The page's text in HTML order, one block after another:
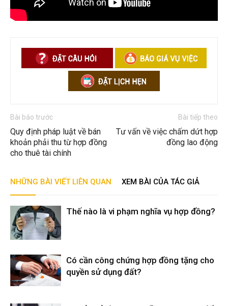
Bài báo trước
Quy định pháp luật về bán
khoản phải thu từ hợp đồng
cho thuê tài chính
Bài tiếp theo
Tư vấn về việc chấm dứt hợp
đồng lao động
NHỮNG BÀI VIẾT LIÊN QUAN XEM BÀI CỦA TÁC GIẢ
Thế nào là vi phạm nghĩa vụ hợp đồng?
Có cần công chứng hợp đồng tặng cho
quyền sử dụng đất?